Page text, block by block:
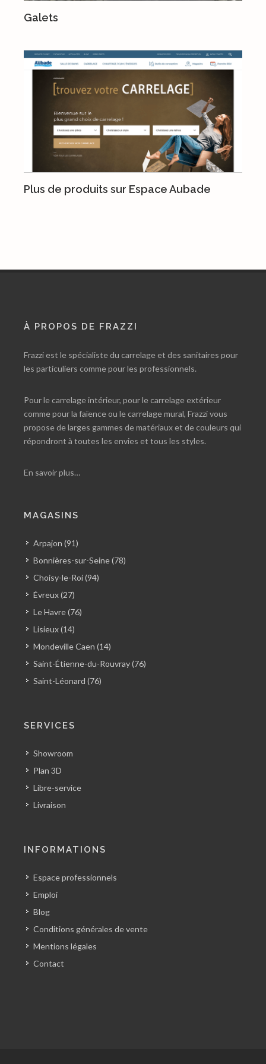
Galets
Plus de produits sur Espace Aubade
À PROPOS DE FRAZZI
Frazzi est le spécialiste du carrelage et des sanitaires pour
les particuliers comme pour les professionnels.
Pour le carrelage intérieur, pour le carrelage extérieur
comme pour la faïence ou le carrelage mural, Frazzi vous
propose de larges gammes de matériaux et de couleurs qui
répondront à toutes les envies et tous les styles.
En savoir plus…
MAGASINS
Arpajon (91)
Bonnières-sur-Seine (78)
Choisy-le-Roi (94)
Évreux (27)
Le Havre (76)
Lisieux (14)
Mondeville Caen (14)
Saint-Étienne-du-Rouvray (76)
Saint-Léonard (76)
SERVICES
Showroom
Plan 3D
Libre-service
Livraison
INFORMATIONS
Espace professionnels
Emploi
Blog
Conditions générales de vente
Mentions légales
Contact